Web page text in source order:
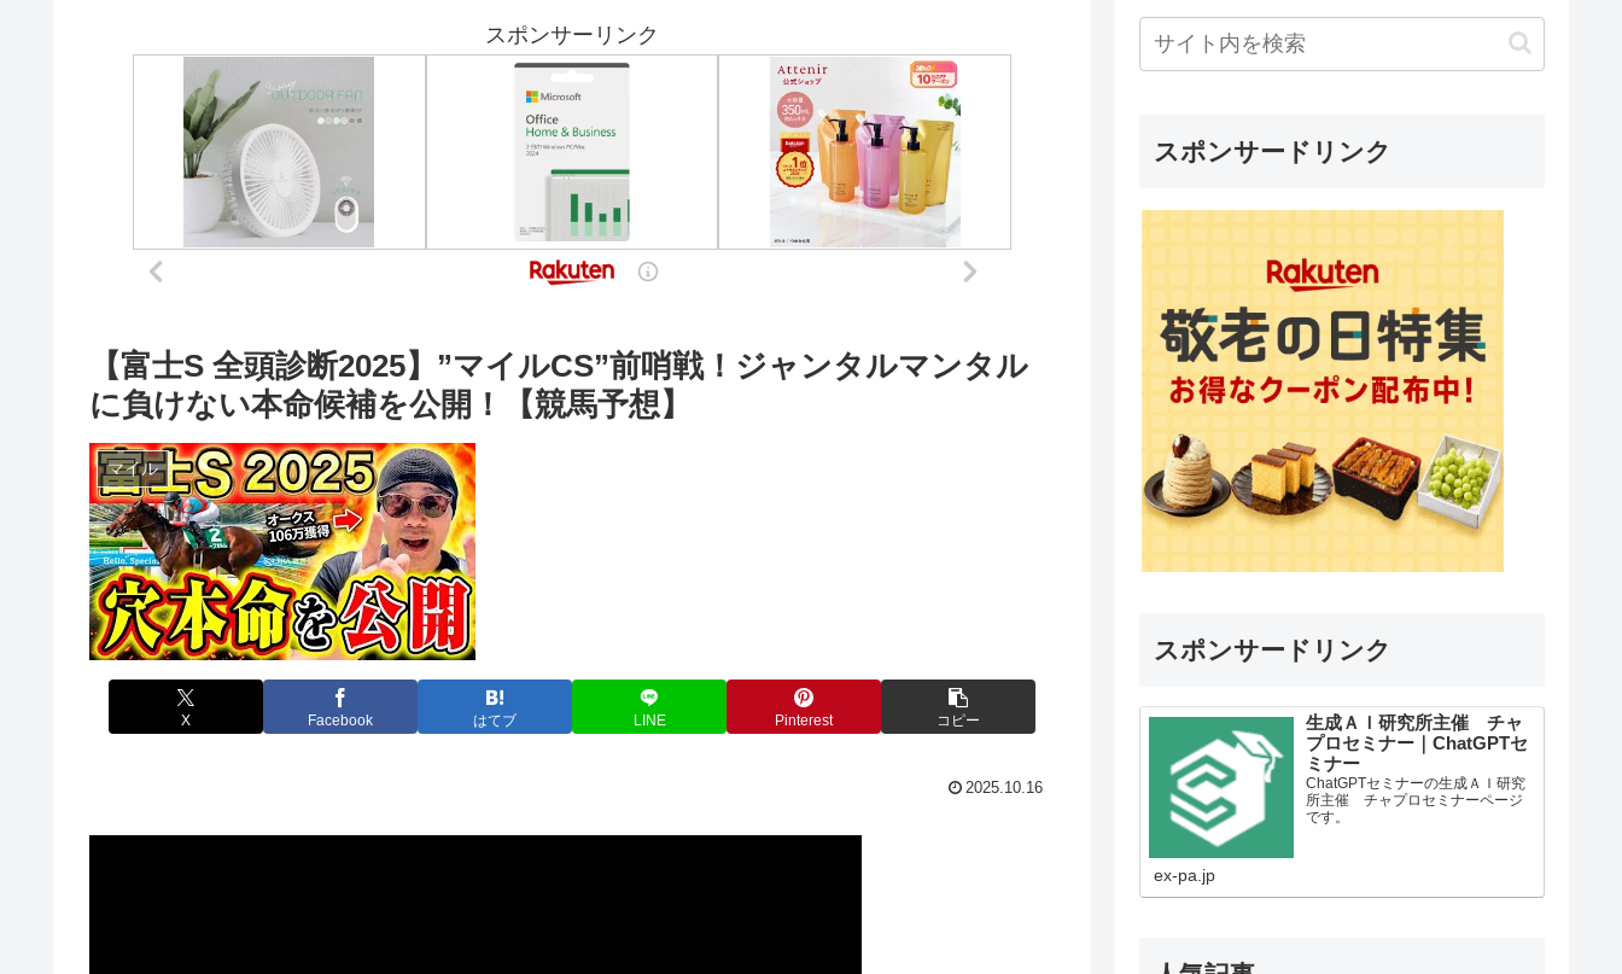
スポンサーリンク
【富士S 全頭診断2025】”マイルCS”前哨戦！ジャンタルマンタル
に負けない本命候補を公開！【競馬予想】
マイル
X Facebook はてブ LINE Pinterest コピー
2025.10.16
スポンサードリンク
スポンサードリンク
生成ＡＩ研究所主催 チャ
プロセミナー｜ChatGPTセ
ミナー
ChatGPTセミナーの生成ＡＩ研究
所主催 チャプロセミナーページ
です。
ex-pa.jp